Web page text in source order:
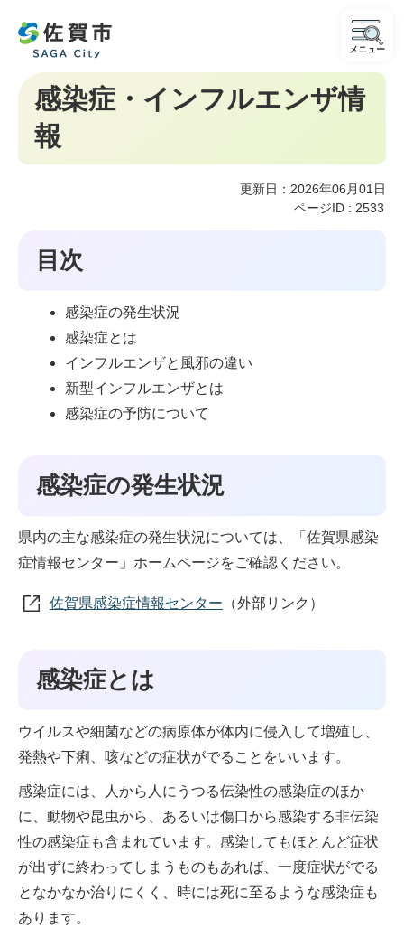
メニュー
感染症・インフルエンザ情
報
更新日：2026年06月01日
ページID : 2533
目次
感染症の発生状況
感染症とは
インフルエンザと風邪の違い
新型インフルエンザとは
感染症の予防について
感染症の発生状況
県内の主な感染症の発生状況については、「佐賀県感染
症情報センター」ホームページをご確認ください。
佐賀県感染症情報センター （外部リンク）
感染症とは
ウイルスや細菌などの病原体が体内に侵入して増殖し、
発熱や下痢、咳などの症状がでることをいいます。
感染症には、人から人にうつる伝染性の感染症のほか
に、動物や昆虫から、あるいは傷口から感染する非伝染
性の感染症も含まれています。感染してもほとんど症状
が出ずに終わってしまうものもあれば、一度症状がでる
となかなか治りにくく、時には死に至るような感染症も
あります。